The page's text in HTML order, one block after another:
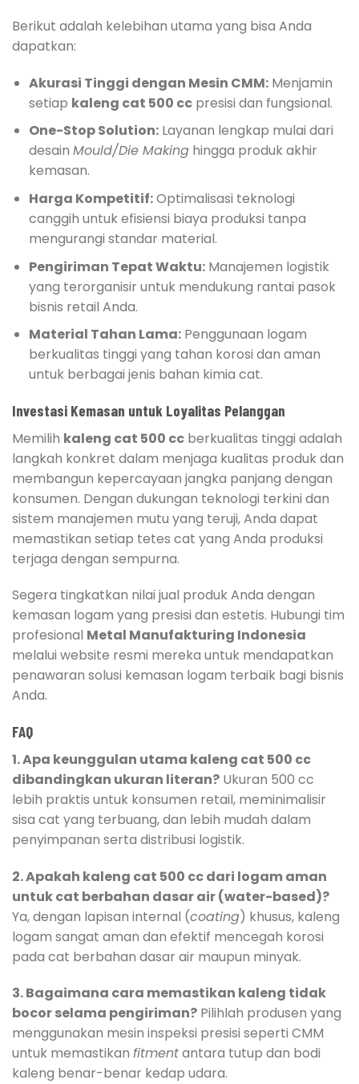
Berikut adalah kelebihan utama yang bisa Anda
dapatkan:
Akurasi Tinggi dengan Mesin CMM:Menjamin
setiap kaleng cat 500 ccpresisi dan fungsional.
One-Stop Solution:Layanan lengkap mulai dari
desain Mould/Die Makinghingga produk akhir
kemasan.
Harga Kompetitif:Optimalisasi teknologi
canggih untuk efisiensi biaya produksi tanpa
mengurangi standar material.
Pengiriman Tepat Waktu:Manajemen logistik
yang terorganisir untuk mendukung rantai pasok
bisnis retail Anda.
Material Tahan Lama:Penggunaan logam
berkualitas tinggi yang tahan korosi dan aman
untuk berbagai jenis bahan kimia cat.
Investasi Kemasan untuk Loyalitas Pelanggan
Memilih kaleng cat 500 cc berkualitas tinggi adalah
langkah konkret dalam menjaga kualitas produk dan
membangun kepercayaan jangka panjang dengan
konsumen. Dengan dukungan teknologi terkini dan
sistem manajemen mutu yang teruji, Anda dapat
memastikan setiap tetes cat yang Anda produksi
terjaga dengan sempurna.
Segera tingkatkan nilai jual produk Anda dengan
kemasan logam yang presisi dan estetis. Hubungi tim
profesional Metal Manufakturing Indonesia
melalui website resmi mereka untuk mendapatkan
penawaran solusi kemasan logam terbaik bagi bisnis
Anda.
FAQ
1. Apa keunggulan utama kaleng cat 500 cc
dibandingkan ukuran literan? Ukuran 500 cc
lebih praktis untuk konsumen retail, meminimalisir
sisa cat yang terbuang, dan lebih mudah dalam
penyimpanan serta distribusi logistik.
2. Apakah kaleng cat 500 cc dari logam aman
untuk cat berbahan dasar air (water-based)?
Ya, dengan lapisan internal (coating) khusus, kaleng
logam sangat aman dan efektif mencegah korosi
pada cat berbahan dasar air maupun minyak.
3. Bagaimana cara memastikan kaleng tidak
bocor selama pengiriman? Pilihlah produsen yang
menggunakan mesin inspeksi presisi seperti CMM
untuk memastikan fitmentantara tutup dan bodi
kaleng benar-benar kedap udara.